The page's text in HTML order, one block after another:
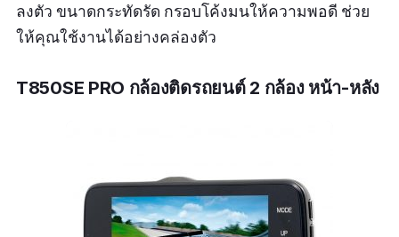
ลงตัว ขนาดกระทัดรัด กรอบโค้งมนให้ความพอดี ช่วย
ให้คุณใช้งานได้อย่างคล่องตัว
T850SE PRO กล้องติดรถยนต์ 2 กล้อง หน้า-หลัง